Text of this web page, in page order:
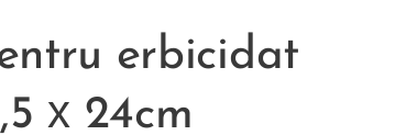
erbicidat
х 24cm